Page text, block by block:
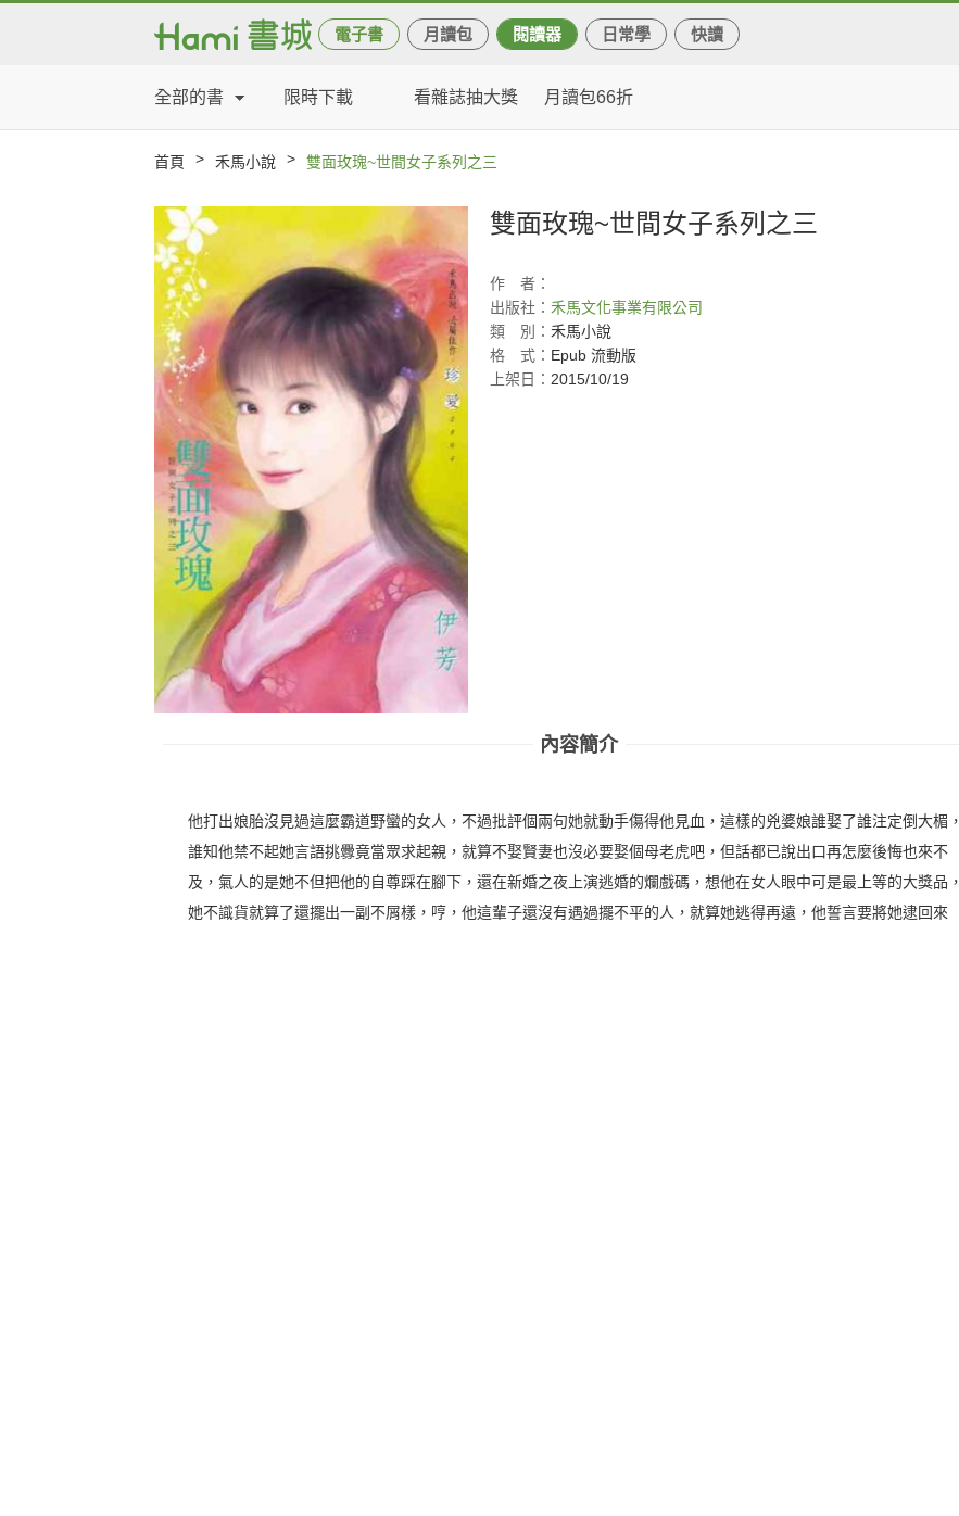
電子書 月讀包 閱讀器 日常學 快讀
全部的書 限時下載 看雜誌抽大獎 月讀包66折
首頁 > 禾馬小說 > 雙面玫瑰~世間女子系列之三
雙面玫瑰~世間女子系列之三
作
者：
出版社： 禾馬文化事業有限公司
類
別： 禾馬小說
格
式： Epub 流動版
上架日： 2015/10/19
內容簡介
他打出娘胎沒見過這麼霸道野蠻的女人，不過批評個兩句她就動手傷得他見血，這樣的兇婆娘誰娶了誰注定倒大楣，
誰知他禁不起她言語挑釁竟當眾求起親，就算不娶賢妻也沒必要娶個母老虎吧，但話都已說出口再怎麼後悔也來不
及，氣人的是她不但把他的自尊踩在腳下，還在新婚之夜上演逃婚的爛戲碼，想他在女人眼中可是最上等的大獎品，
她不識貨就算了還擺出一副不屑樣，哼，他這輩子還沒有遇過擺不平的人，就算她逃得再遠，他誓言要將她逮回來